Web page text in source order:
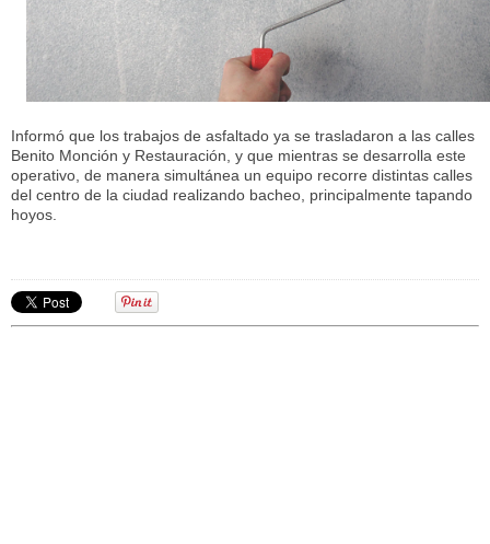
Informó que los trabajos de asfaltado ya se trasladaron a las calles
Benito Monción y Restauración, y que mientras se desarrolla este
operativo, de manera simultánea un equipo recorre distintas calles
del centro de la ciudad realizando bacheo, principalmente tapando
hoyos.